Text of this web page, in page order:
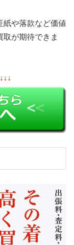
紙や落款など価値
が期待できま